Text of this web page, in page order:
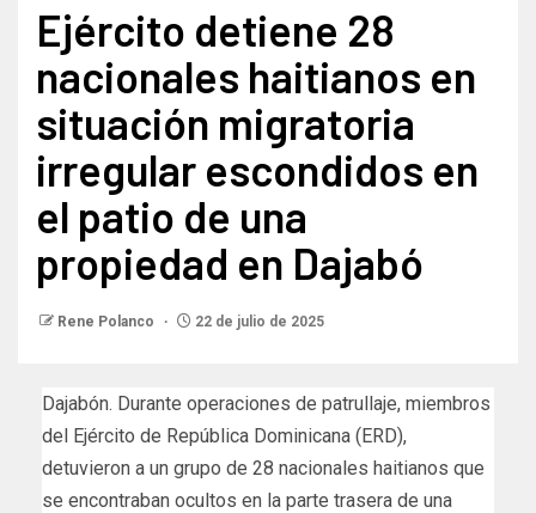
Ejército detiene 28
nacionales haitianos en
situación migratoria
irregular escondidos en
el patio de una
propiedad en Dajabó
Rene Polanco 22 de julio de 2025
Dajabón. Durante operaciones de patrullaje, miembros
del Ejército de República Dominicana (ERD),
detuvieron a un grupo de 28 nacionales haitianos que
se encontraban ocultos en la parte trasera de una